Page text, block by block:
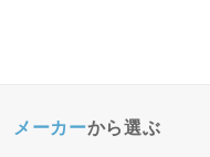
メーカーから選ぶ